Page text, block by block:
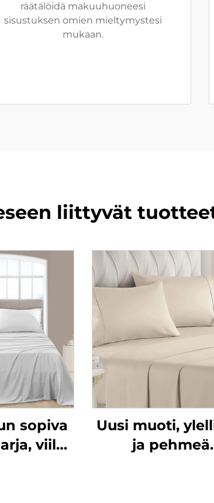
räätälöidä makuuhuoneesi
sisustuksen omien mieltymystesi
mukaan.
liittyvät
sopiva
viileä
Uusi muoti,
ja pehmeä